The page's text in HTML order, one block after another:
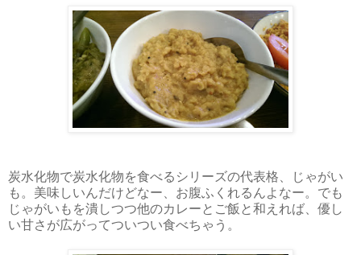
炭水化物で炭水化物を食べるシリーズの代表格、じゃがい
も。美味しいんだけどなー、お腹ふくれるんよなー。でも
じゃがいもを潰しつつ他のカレーとご飯と和えれば、優し
い甘さが広がってついつい食べちゃう。